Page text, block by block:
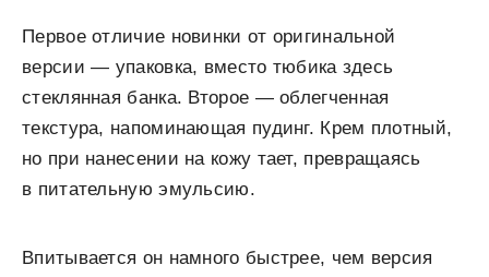
Первое отличие новинки от оригинальной
версии — упаковка, вместо тюбика здесь
стеклянная банка. Второе — облегченная
текстура, напоминающая пудинг. Крем плотный,
но при нанесении на кожу тает, превращаясь
в питательную эмульсию.
Впитывается он намного быстрее, чем версия